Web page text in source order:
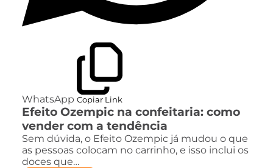
WhatsApp Copiar Link
Efeito Ozempic na confeitaria: como
vender com a tendência
Sem dúvida, o Efeito Ozempic já mudou o que
as pessoas colocam no carrinho, e isso inclui os
doces que…